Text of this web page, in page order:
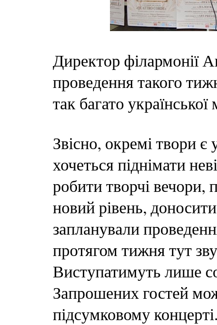
Директор філармонії
проведення такого
так багато
Звісно, окремі твори є
хочеться піднімати
робити творчі вечори,
новий рівень,
запланували
протягом тижня тут
Виступатимуть лише
Запрошених гостей
підсумковому